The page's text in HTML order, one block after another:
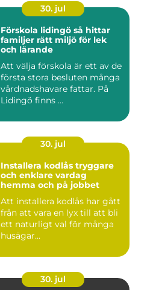
30. jul
Förskola lidingö så hittar
familjer rätt miljö för lek
och lärande
Att välja förskola är ett av de
första stora besluten många
vårdnadshavare fattar. På
Lidingö finns ...
30. jul
Installera kodlås tryggare
och enklare vardag
hemma och på jobbet
Att installera kodlås har gått
från att vara en lyx till att bli
ett naturligt val för många
husägar...
30. jul